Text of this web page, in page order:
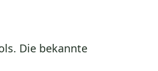
. Die bekannte